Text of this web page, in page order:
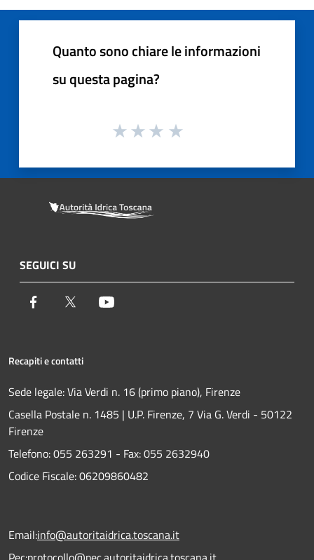
Quanto sono chiare le informazioni
su questa pagina?
SEGUICI SU
Facebook Twitter
Recapiti e contatti
Sede legale: Via Verdi n. 16 (primo piano), Firenze
Casella Postale n. 1485 | U.P. Firenze, 7 Via G. Verdi - 50122
Firenze
Telefono:055 263291 - Fax:055 2632940
Codice Fiscale: 06209860482
Email:info@autoritaidrica.toscana.it